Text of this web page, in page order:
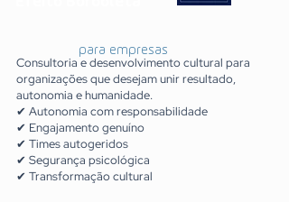
para empresas
Consultoria e desenvolvimento cultural para
organizações que desejam unir resultado,
autonomia e humanidade.
✔ Autonomia com responsabilidade
✔ Engajamento genuíno
✔ Times autogeridos
✔ Segurança psicológica
✔ Transformação cultural